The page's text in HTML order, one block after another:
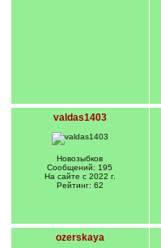
valdas1403
Новозыбков
Сообщений: 195
На сайте с 2022 г.
Рейтинг: 62
ozerskaya